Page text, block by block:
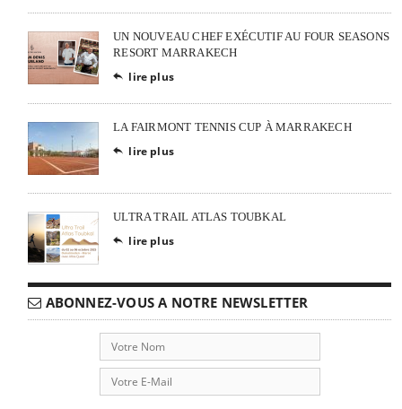
UN NOUVEAU CHEF EXÉCUTIF AU FOUR SEASONS
RESORT MARRAKECH
 lire plus
LA FAIRMONT TENNIS CUP À MARRAKECH
 lire plus
ULTRA TRAIL ATLAS TOUBKAL
 lire plus
ABONNEZ-VOUS A NOTRE NEWSLETTER